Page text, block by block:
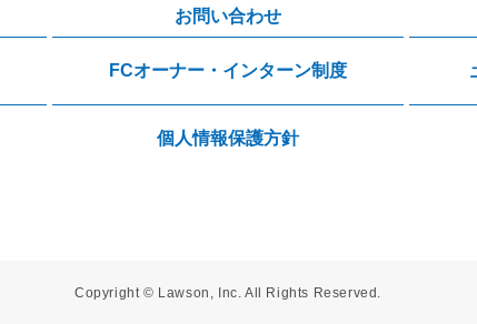
お問い合わせ
FCオーナー・インターン制度
個人情報保護方針
Copyright © Lawson, Inc. All Rights Reserved.